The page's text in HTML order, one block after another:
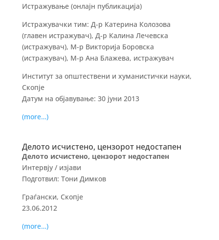
Истражување (онлајн публикација)
Истражувачки тим: Д-р Катерина Колозова
(главен истражувач), Д-р Калина Лечевска
(истражувач), М-р Викторија Боровска
(истражувач), М-р Ана Блажева, истражувач
Институт за општествени и хуманистички науки,
Скопје
Датум на објавување: 30 јуни 2013
(more…)
Делото исчистено, цензорот недостапен
Делото исчистено, цензорот недостапен
Интервју / изјави
Подготвил: Тони Димков
Граѓански, Скопје
23.06.2012
(more…)